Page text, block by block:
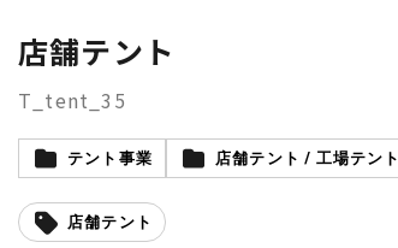
店舗テント
T_tent_35
テント事業 店舗テント / 工場テント
店舗テント